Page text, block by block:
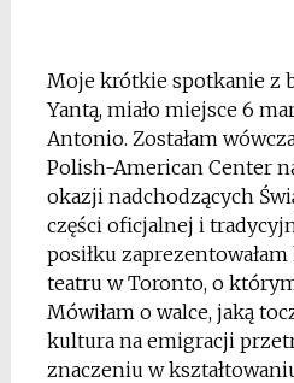
Moje krótkie spotkanie z
Yantą, miało miejsce 6
Antonio. Zostałam
Polish-American Center
okazji nadchodzących
części oficjalnej i
posiłku
teatru w Toronto, o
Mówiłam o walce, jaką
kultura na emigracji
znaczeniu w